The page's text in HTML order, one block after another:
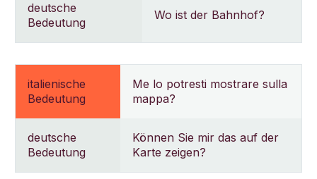
deutsche
Bedeutung
Wo ist der Bahnhof?
italienische
Bedeutung
Me lo potresti mostrare sulla
mappa?
deutsche
Bedeutung
Können Sie mir das auf der
Karte zeigen?